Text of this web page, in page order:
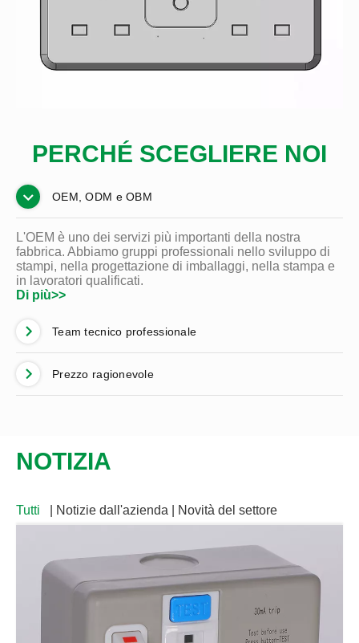
PERCHÉ SCEGLIERE NOI
OEM, ODM e OBM
L'OEM è uno dei servizi più importanti della nostra
fabbrica. Abbiamo gruppi professionali nello sviluppo di
stampi, nella progettazione di imballaggi, nella stampa e
in lavoratori qualificati.
Di più>>
Team tecnico professionale
Prezzo ragionevole
NOTIZIA
Tutti | Notizie dall'azienda | Novità del settore